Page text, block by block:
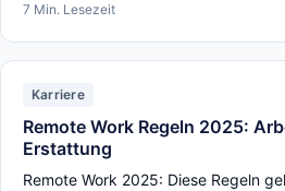
7 Min. Lesezeit
Karriere
Remote Work Regeln 2025:
Erstattung
Remote Work 2025: Diese Regeln